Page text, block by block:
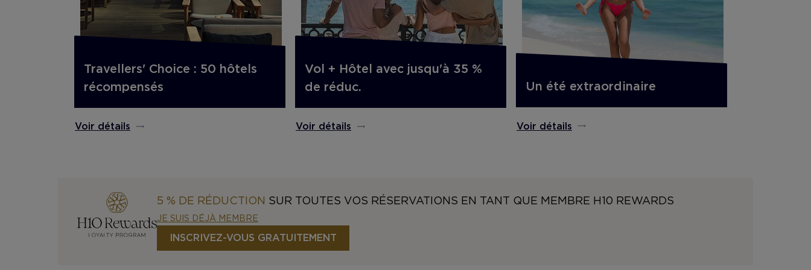
Travellers' Choice : 50 hôtels
récompensés
Voir détails
Vol + Hôtel avec jusqu'à 35 %
de réduc.
Voir détails
Un été extraordinaire
Voir détails
5 % DE RÉDUCTION SUR TOUTES VOS RÉSERVATIONS EN TANT QUE MEMBRE H10 REWARDS
JE SUIS DÉJÀ MEMBRE
INSCRIVEZ-VOUS GRATUITEMENT